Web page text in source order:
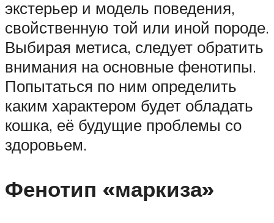
экстерьер и модель поведения,
свойственную той или иной породе.
Выбирая метиса, следует обратить
внимания на основные фенотипы.
Попытаться по ним определить
каким характером будет обладать
кошка, её будущие проблемы со
здоровьем.
Фенотип «маркиза»